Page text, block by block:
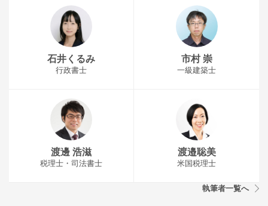
石井くるみ
行政書士
市村 崇
一級建築士
渡邊 浩滋
税理士・司法書士
渡邉聡美
米国税理士
執筆者一覧へ